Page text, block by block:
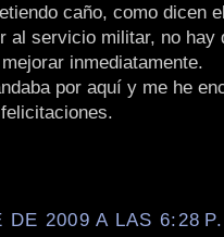
caño, como dicen
al servicio militar, no hay
inmediatamente.
por aquí y me he
DE 2009 A LAS 6:28